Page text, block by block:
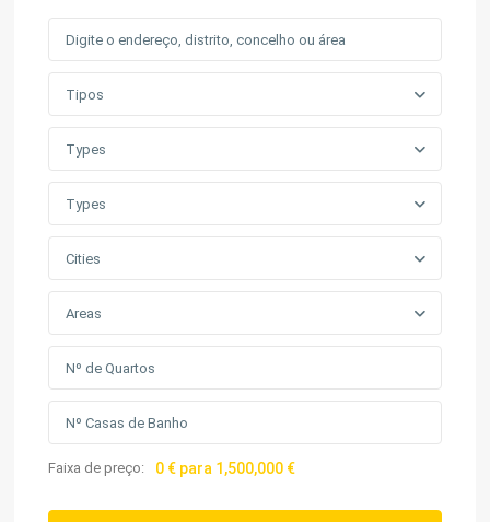
Tipos
Types
Types
Cities
Areas
Faixa de preço: 0 € para 1,500,000 €